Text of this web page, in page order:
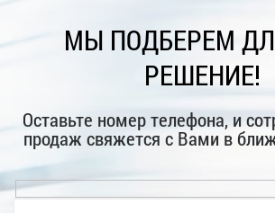
МЫ ПОДБЕРЕМ
РЕШЕНИЕ!
Оставьте номер телефона, и
продаж свяжется с Вами в